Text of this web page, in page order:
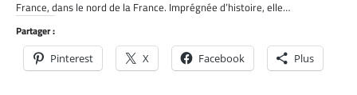
France, dans le nord de la France. Imprégnée d’histoire, elle…
Partager :
Pinterest X Facebook Plus